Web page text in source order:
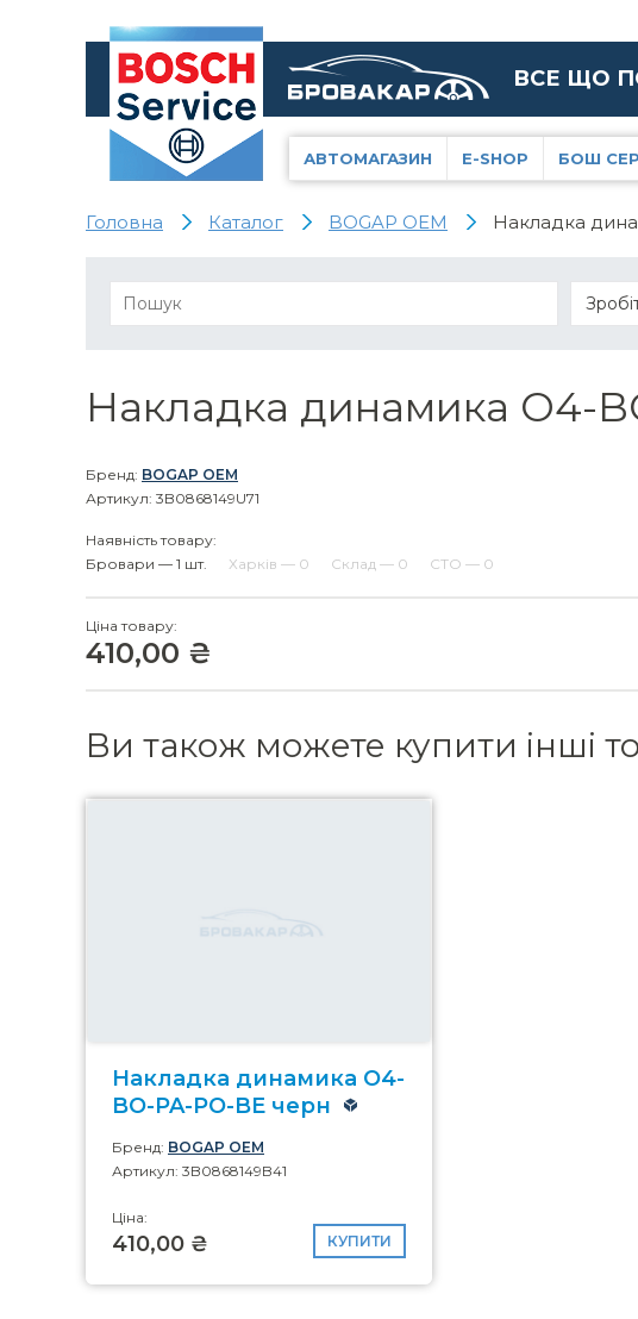
ВСЕ ЩО
АВТОМАГАЗИН E-SHOP БОШ
Головна Каталог BOGAP OEM Накладка
Накладка динамика O4-
Бренд: BOGAP OEM
Артикул: 3B0868149U71
Наявність товару:
Бровари — 1 шт.
Харків — 0 Склад — 0 СТО — 0
Ціна товару:
410,00 ₴
Ви також можете купити інші
Накладка динамика O4-
BO-PA-PO-BE черн
Бренд: BOGAP OEM
Артикул: 3B0868149B41
Ціна:
410,00 ₴ КУПИТИ